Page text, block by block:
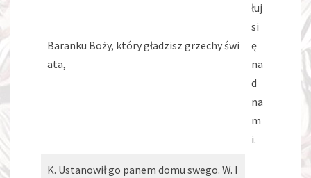
Baranku Boży, który gładzisz grzechy świ
ata,
łuj
si
ę
na
d
na
m
i.
K. Ustanowił go panem domu swego. W. I